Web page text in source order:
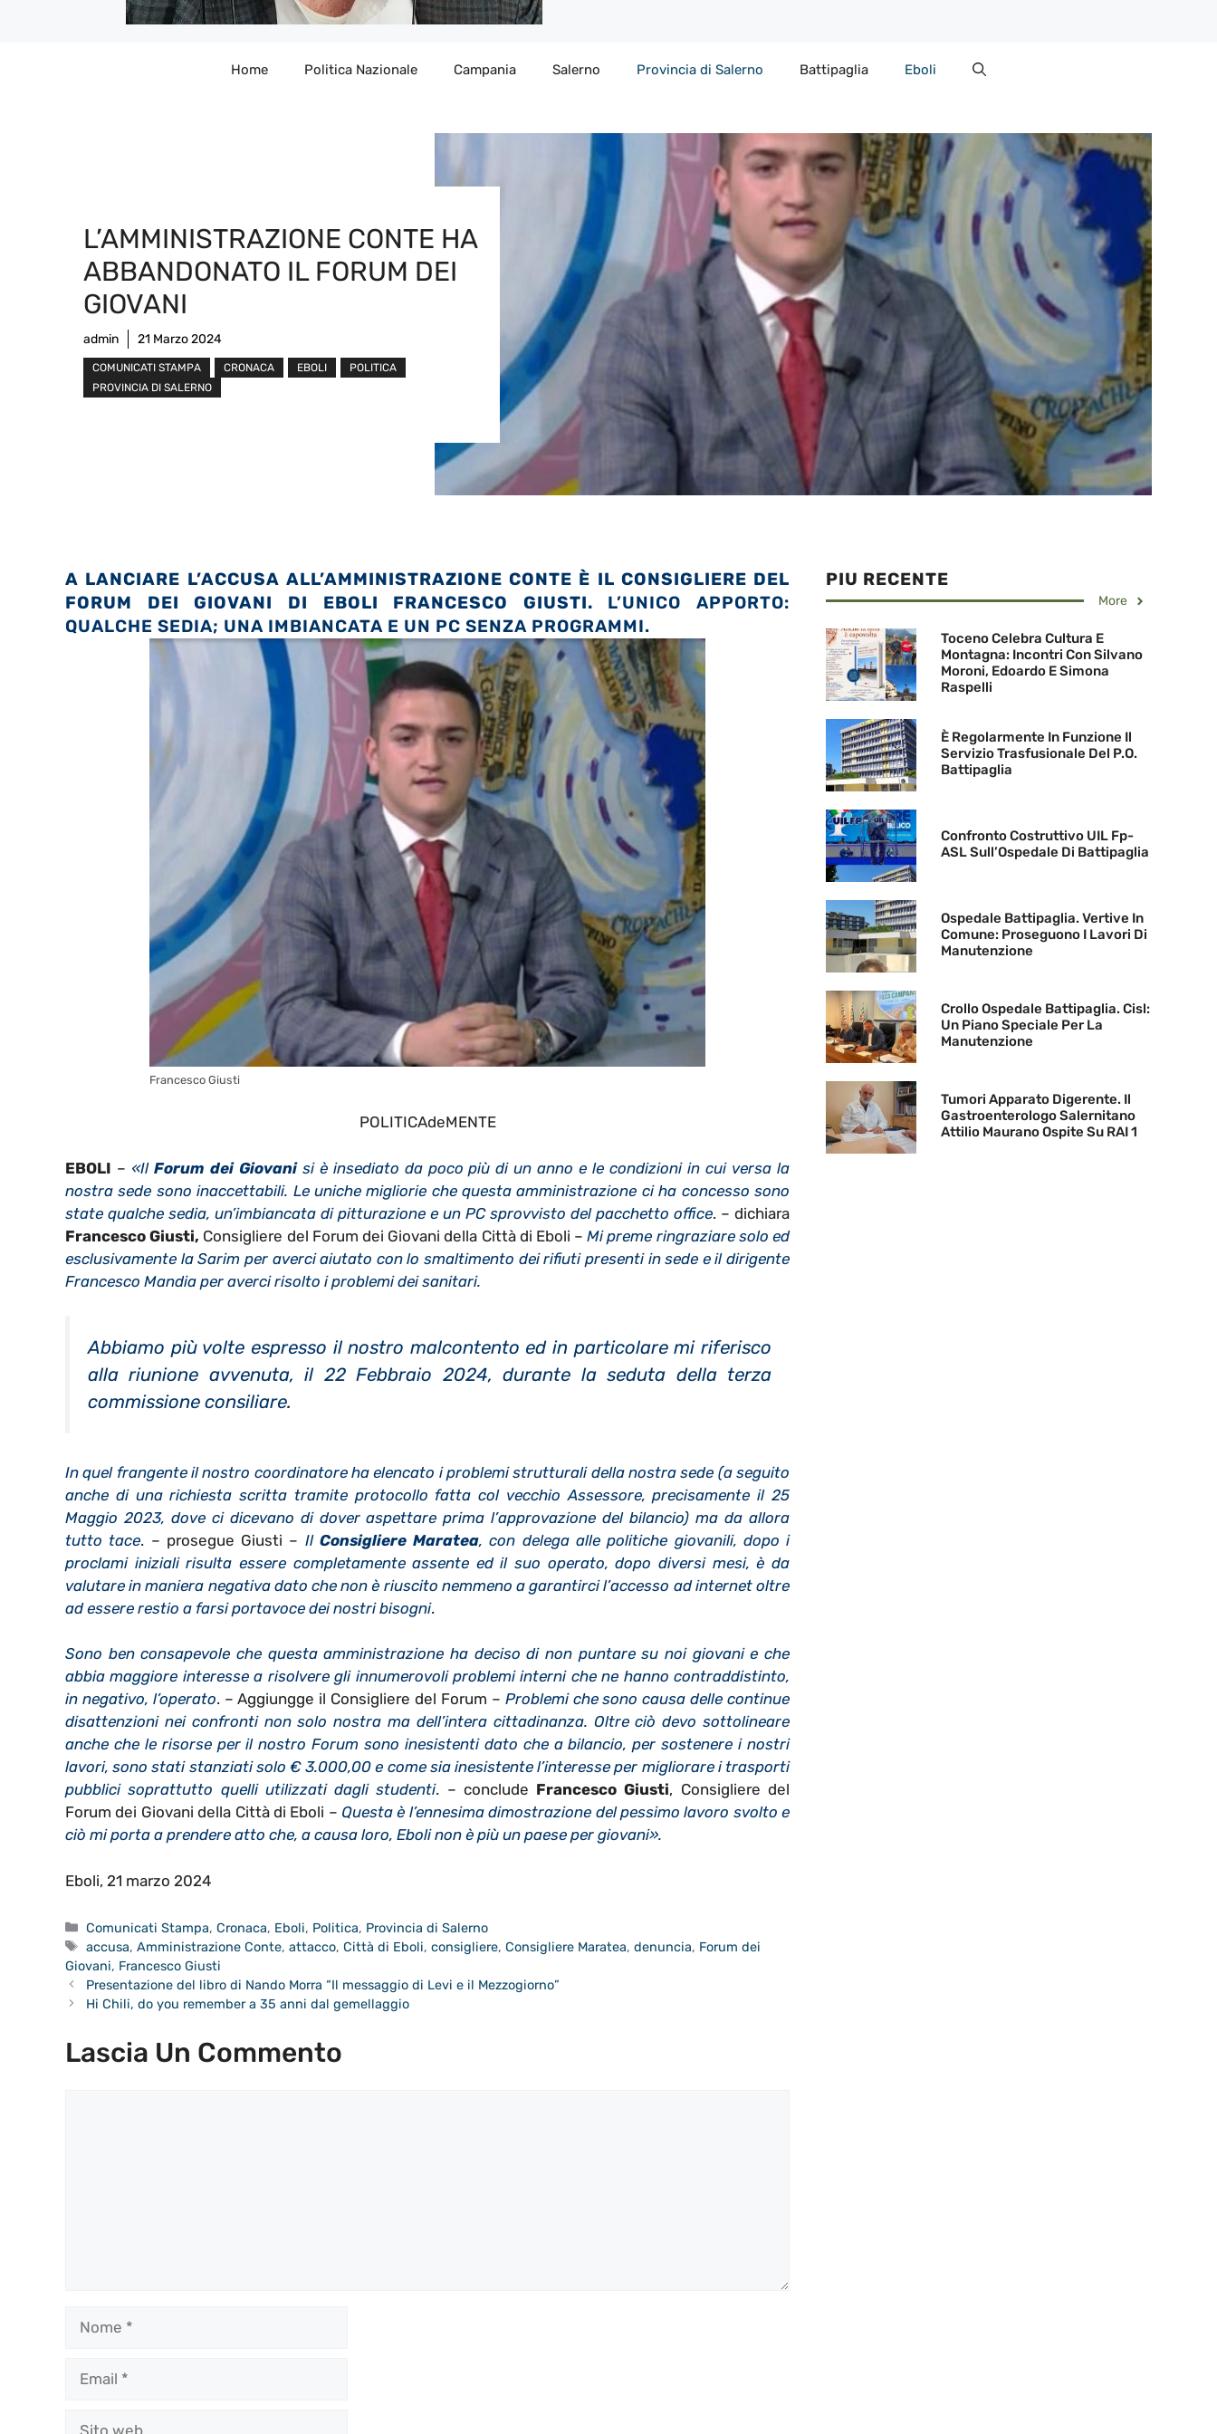
Home Politica Nazionale Campania Salerno Provincia di Salerno Battipaglia Eboli
L’AMMINISTRAZIONE CONTE HA
ABBANDONATO IL FORUM DEI
GIOVANI
admin 21 Marzo 2024
COMUNICATI STAMPA CRONACA EBOLI
POLITICA
PROVINCIA DI SALERNO
A LANCIARE L’ACCUSA ALL’AMMINISTRAZIONE CONTE È IL CONSIGLIERE DEL
FORUM DEI GIOVANI DI EBOLI FRANCESCO GIUSTI. L’UNICO APPORTO:
QUALCHE SEDIA; UNA IMBIANCATA E UN PC SENZA PROGRAMMI.
Francesco Giusti
POLITICAdeMENTE
EBOLI – «Il Forum dei Giovanisi è insediato da poco più di un anno e le condizioni in cui versa la
nostra sede sono inaccettabili. Le uniche migliorie che questa amministrazione ci ha concesso sono
state qualche sedia, un’imbiancata di pitturazione e un PC sprovvisto del pacchetto office. – dichiara
Francesco Giusti, Consigliere del Forum dei Giovani della Città di Eboli –Mi preme ringraziare solo ed
esclusivamente la Sarim per averci aiutato con lo smaltimento dei rifiuti presenti in sede e il dirigente
Francesco Mandia per averci risolto i problemi dei sanitari.
Abbiamo più volte espresso il nostro malcontento ed in particolare mi riferisco
alla riunione avvenuta, il 22 Febbraio 2024, durante la seduta della terza
commissione consiliare.
In quel frangente il nostro coordinatore ha elencato i problemi strutturali della nostra sede (a seguito
anche di una richiesta scritta tramite protocollo fatta col vecchio Assessore, precisamente il 25
Maggio 2023, dove ci dicevano di dover aspettare prima l’approvazione del bilancio) ma da allora
tutto tace. – prosegue Giusti – Il Consigliere Maratea, con delega alle politiche giovanili, dopo i
proclami iniziali risulta essere completamente assente ed il suo operato, dopo diversi mesi, è da
valutare in maniera negativa dato che non è riuscito nemmeno a garantirci l’accesso ad internet oltre
ad essere restio a farsi portavoce dei nostri bisogni.
Sono ben consapevole che questa amministrazione ha deciso di non puntare su noi giovani e che
abbia maggiore interesse a risolvere gli innumerovoli problemi interni che ne hanno contraddistinto,
in negativo, l’operato. – Aggiungge il Consigliere del Forum – Problemi che sono causa delle continue
disattenzioni nei confronti non solo nostra ma dell’intera cittadinanza. Oltre ciò devo sottolineare
anche che le risorse per il nostro Forum sono inesistenti dato che a bilancio, per sostenere i nostri
lavori, sono stati stanziati solo € 3.000,00 e come sia inesistente l’interesse per migliorare i trasporti
pubblici soprattutto quelli utilizzati dagli studenti. – conclude Francesco Giusti, Consigliere del
Forum dei Giovani della Città di Eboli – Questa è l’ennesima dimostrazione del pessimo lavoro svolto e
ciò mi porta a prendere atto che, a causa loro, Eboli non è più un paese per giovani».
Eboli, 21 marzo 2024
Categorie
Comunicati Stampa,Cronaca, Eboli, Politica, Provincia di Salerno
Tag
accusa,Amministrazione Conte,attacco,Città di Eboli,consigliere,Consigliere Maratea,denuncia, Forum dei
Giovani, Francesco Giusti
Presentazione del libro di Nando Morra “Il messaggio di Levi e il Mezzogiorno”
Hi Chili, do you remember a 35 anni dal gemellaggio
Lascia Un Commento
PIU RECENTE
More
Toceno Celebra Cultura E
Montagna: Incontri Con Silvano
Moroni, Edoardo E Simona
Raspelli
È Regolarmente In Funzione Il
Servizio Trasfusionale Del P.O.
Battipaglia
Confronto Costruttivo UIL Fp-
ASL Sull’Ospedale Di Battipaglia
Ospedale Battipaglia. Vertive In
Comune: Proseguono I Lavori Di
Manutenzione
Crollo Ospedale Battipaglia. Cisl:
Un Piano Speciale Per La
Manutenzione
Tumori Apparato Digerente. Il
Gastroenterologo Salernitano
Attilio Maurano Ospite Su RAI 1